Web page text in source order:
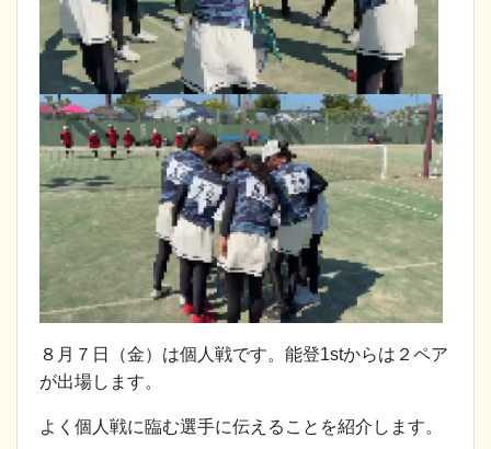
８月７日（金）は個人戦です。能登1stからは２ペア
が出場します。
よく個人戦に臨む選手に伝えることを紹介します。